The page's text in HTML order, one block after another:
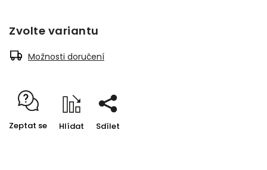
Zvolte variantu
Možnosti doručení
Zeptat se Hlídat Sdílet